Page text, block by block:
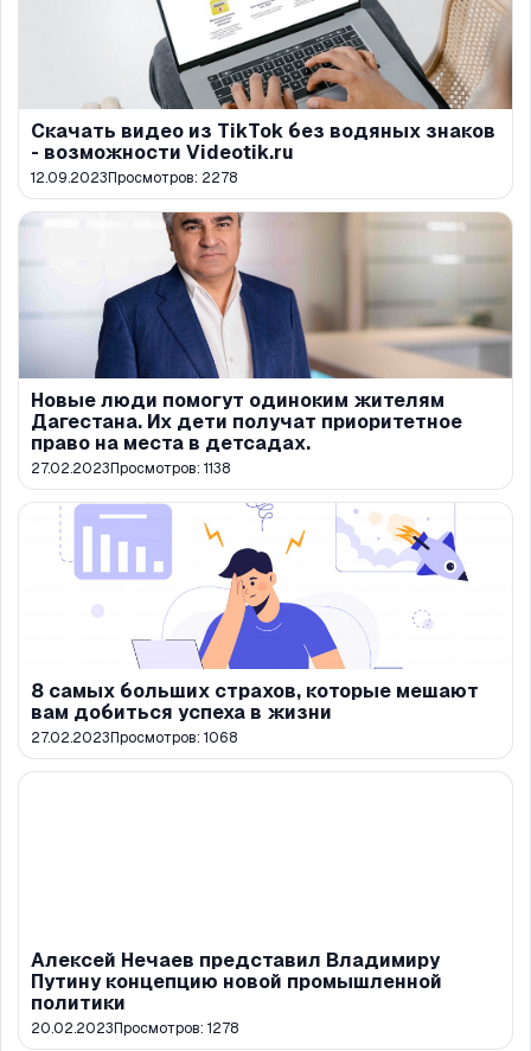
Скачать видео из TikTok без водяных знаков
- возможности Videotik.ru
12.09.2023Просмотров: 2278
Новые люди помогут одиноким жителям
Дагестана. Их дети получат приоритетное
право на места в детсадах.
27.02.2023Просмотров: 1138
8 самых больших страхов, которые мешают
вам добиться успеха в жизни
27.02.2023Просмотров: 1068
Алексей Нечаев представил Владимиру
Путину концепцию новой промышленной
политики
20.02.2023Просмотров: 1278